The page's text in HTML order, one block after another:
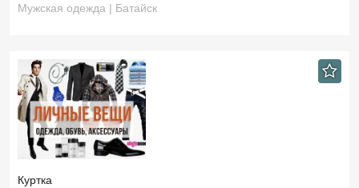
Мужская одежда | Батайск
Куртка